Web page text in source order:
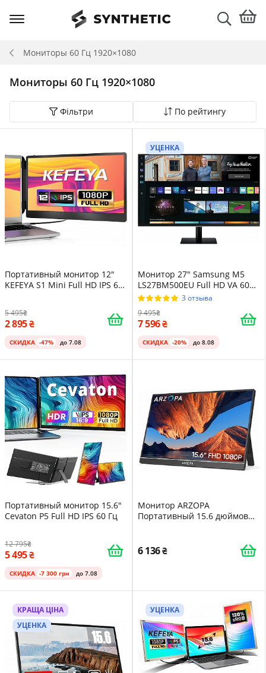
Мониторы 60 Гц 1920×1080
Мониторы 60 Гц 1920×1080
Фільтри По рейтингу
Портативный монитор 12"
KEFEYA S1 Mini Full HD IPS 60
5 495
2 895
СКИДКА -47% до 7.08
УЦЕНКА
Монитор 27" Samsung M5
LS27BM500EU Full HD VA 60
Гц
3 отзыва
9 495
7 596
СКИДКА -20% до 8.08
Портативный монитор 15.6"
Cevaton P5 Full HD IPS 60 Гц
12 795
5 495
СКИДКА -7 300 грн до 7.08
Монитор ARZOPA
Портативный 15.6 дюймов
6 136
КРАЩА ЦІНА
УЦЕНКА
УЦЕНКА